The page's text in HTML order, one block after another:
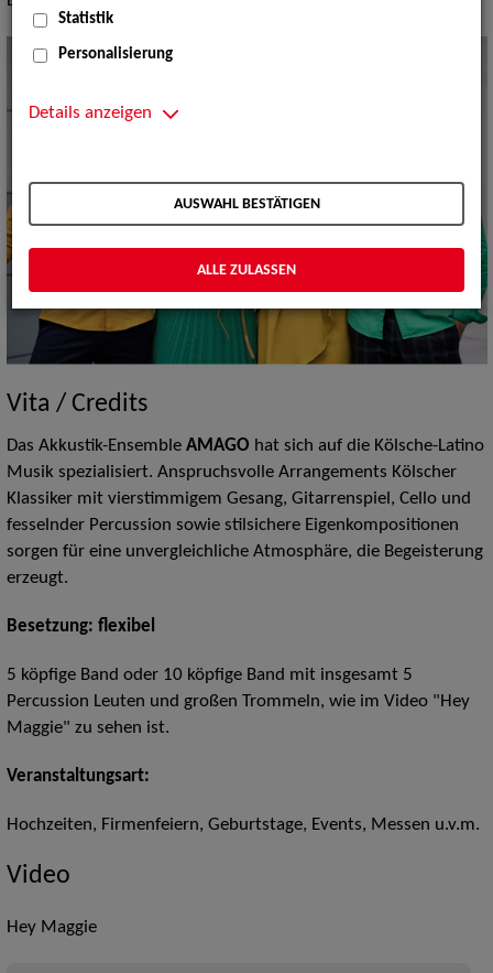
Vita / Credits
Das Akkustik-EnsembleAMAGO hat sich auf die Kölsche-Latino
Musik spezialisiert. Anspruchsvolle Arrangements Kölscher
Klassiker mit vierstimmigem Gesang, Gitarrenspiel, Cello und
fesselnder Percussion sowie stilsichere Eigenkompositionen
sorgen für eine unvergleichliche Atmosphäre, die Begeisterung
erzeugt.
Besetzung: flexibel
5 köpfige Band oder 10 köpfige Band mit insgesamt 5
Percussion Leuten und großen Trommeln, wie im Video "Hey
Maggie" zu sehen ist.
Veranstaltungsart:
Hochzeiten, Firmenfeiern, Geburtstage, Events, Messen u.v.m.
Video
Hey Maggie
Statistik
Personalisierung
Details anzeigen
AUSWAHL BESTÄTIGEN
ALLE ZULASSEN